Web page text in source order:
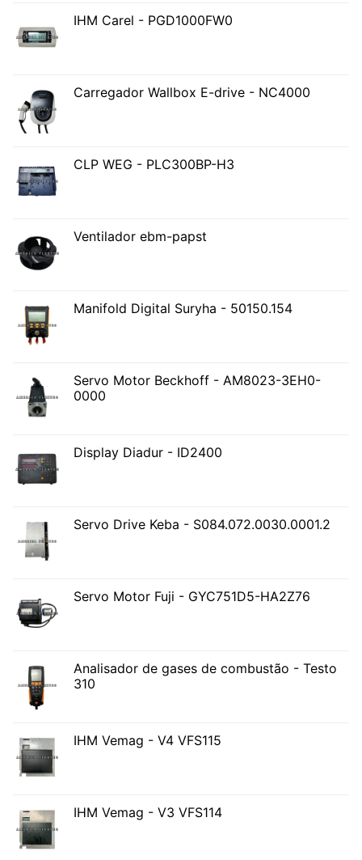
IHM Carel - PGD1000FW0
Carregador Wallbox E-drive - NC4000
CLP WEG - PLC300BP-H3
Ventilador ebm-papst
Manifold Digital Suryha - 50150.154
Servo Motor Beckhoff - AM8023-3EH0-
0000
Display Diadur - ID2400
Servo Drive Keba - S084.072.0030.0001.2
Servo Motor Fuji - GYC751D5-HA2Z76
Analisador de gases de combustão - Testo
310
IHM Vemag - V4 VFS115
IHM Vemag - V3 VFS114